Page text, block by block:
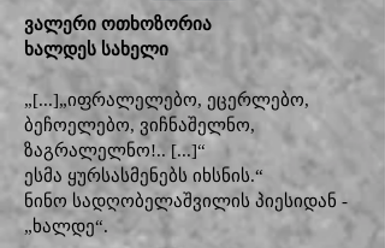
ვალერი ოთხოზორია
ხალდეს სახელი
„[...]„იფრალელებო, ეცერლებო,
ბეჩოელებო, ვიჩნაშელნო,
ზაგრალელნო!.. [...]“
ესმა ყურსასმენებს იხსნის.“
ნინო სადღობელაშვილის პიესიდან -
„ხალდე“.